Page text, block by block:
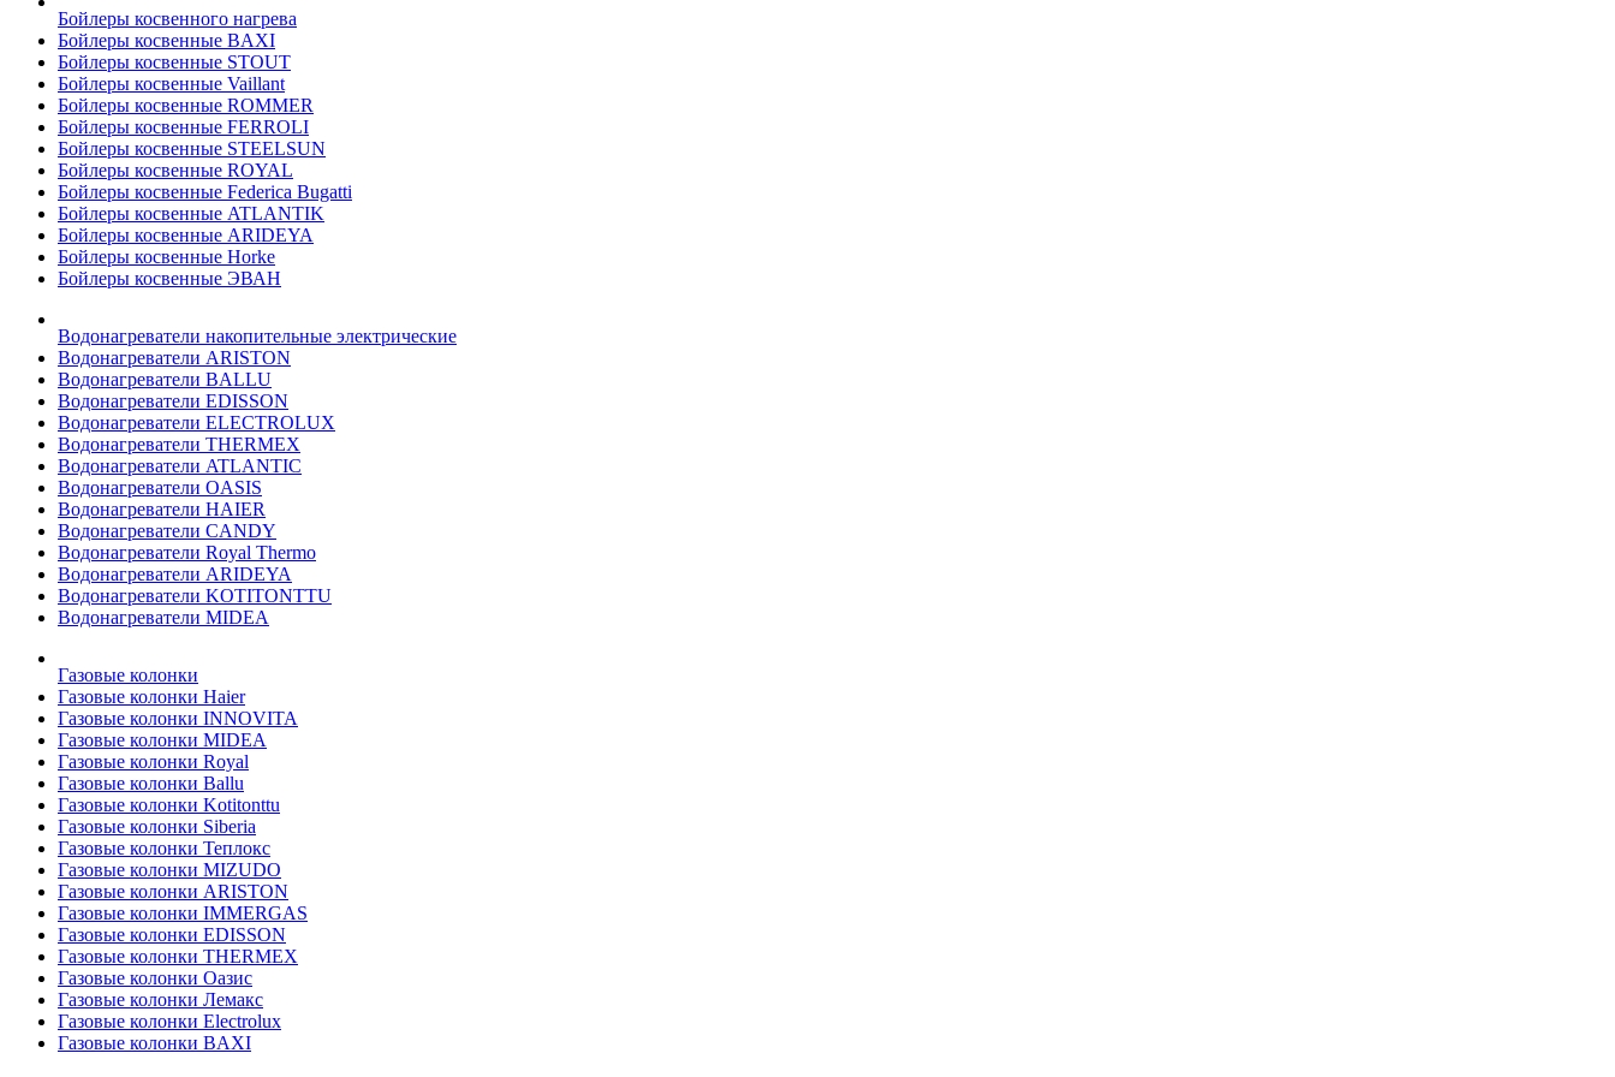
Бойлеры косвенного нагрева
Бойлеры косвенные BAXI
Бойлеры косвенные STOUT
Бойлеры косвенные Vaillant
Бойлеры косвенные ROMMER
Бойлеры косвенные FERROLI
Бойлеры косвенные STEELSUN
Бойлеры косвенные ROYAL
Бойлеры косвенные Federica Bugatti
Бойлеры косвенные ATLANTIK
Бойлеры косвенные ARIDEYA
Бойлеры косвенные Horke
Бойлеры косвенные ЭВАН
Водонагреватели накопительные электрические
Водонагреватели ARISTON
Водонагреватели BALLU
Водонагреватели EDISSON
Водонагреватели ELECTROLUX
Водонагреватели THERMEX
Водонагреватели ATLANTIC
Водонагреватели OASIS
Водонагреватели HAIER
Водонагреватели CANDY
Водонагреватели Royal Thermo
Водонагреватели ARIDEYA
Водонагреватели KOTITONTTU
Водонагреватели MIDEA
Газовые колонки
Газовые колонки Haier
Газовые колонки INNOVITA
Газовые колонки MIDEA
Газовые колонки Royal
Газовые колонки Ballu
Газовые колонки Kotitonttu
Газовые колонки Siberia
Газовые колонки Теплокс
Газовые колонки MIZUDO
Газовые колонки ARISTON
Газовые колонки IMMERGAS
Газовые колонки EDISSON
Газовые колонки THERMEX
Газовые колонки Оазис
Газовые колонки Лемакс
Газовые колонки Electrolux
Газовые колонки BAXI